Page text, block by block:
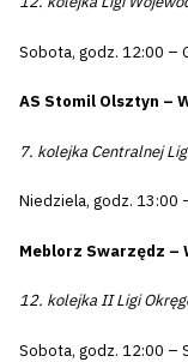
Sobota, godz. 12:00 –
AS Stomil Olsztyn –
7. kolejka Centralnej
Niedziela, godz. 13:00
Meblorz Swarzędz –
12. kolejka II Ligi
Sobota, godz. 12:00 –